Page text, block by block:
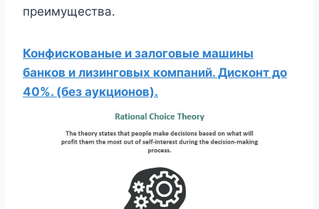
преимущества.
Конфискованые и залоговые машины
банков и лизинговых компаний. Дисконт до
40%. (без аукционов).